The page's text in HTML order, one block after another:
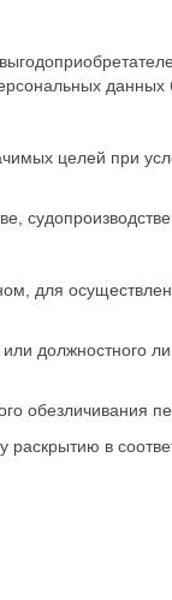
целей при
для
должностного
обезличивания
в